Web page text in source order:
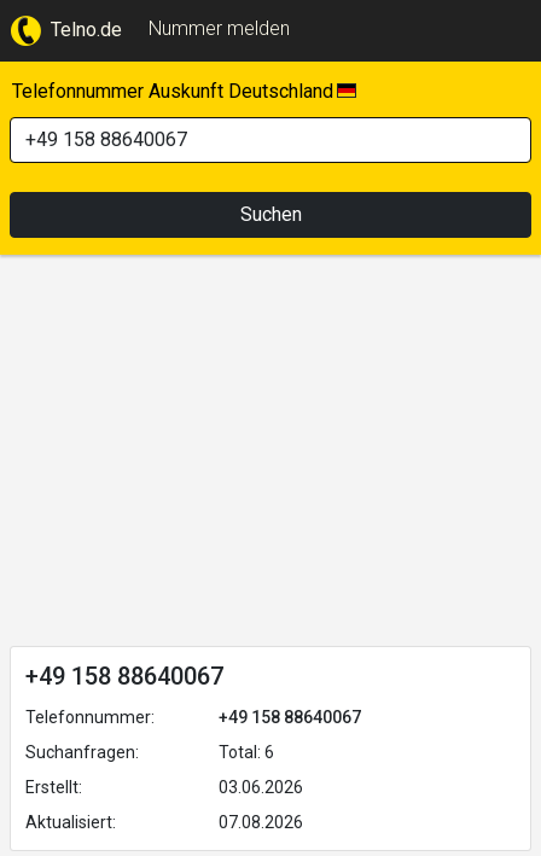
Telno.de Nummer melden
Telefonnummer Auskunft Deutschland
Suchen
+49 158 88640067
Telefonnummer:
+49 158 88640067
Suchanfragen:
Total: 6
Erstellt:
03.06.2026
Aktualisiert:
07.08.2026